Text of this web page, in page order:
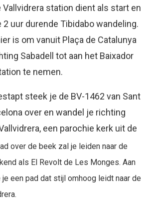
Vallvidrera station dient als start en
2 uur durende Tibidabo wandeling.
is om vanuit Plaça de Catalunya
Sabadell tot aan het Baixador
te nemen.
steek je de BV-1462 van Sant
over en wandel je richting
een parochie kerk uit de
over de beek zal je leiden naar de
als El Revolt de Les Monges. Aan
een pad dat stijl omhoog leidt naar de